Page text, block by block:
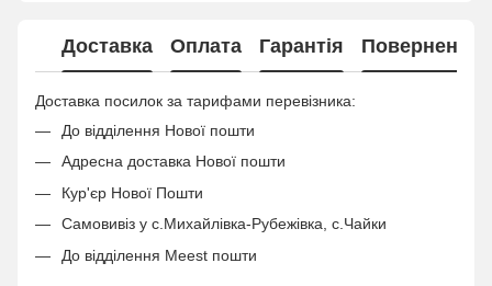
Доставка Оплата Гарантія Повернення
Доставка посилок за тарифами перевізника:
До відділення Нової пошти
Адресна доставка Нової пошти
Кур'єр Нової Пошти
Самовивіз у с.Михайлівка-Рубежівка, с.Чайки
До відділення Meest пошти